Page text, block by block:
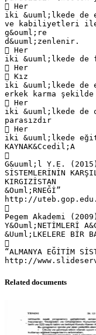
Related documents